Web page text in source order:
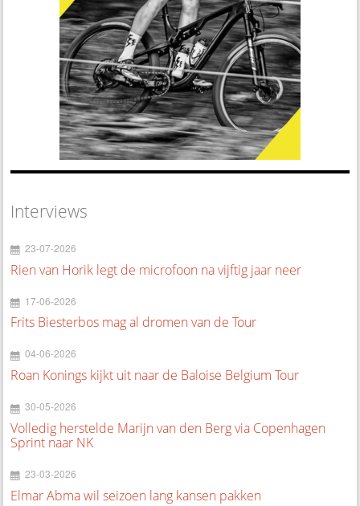
Interviews
23-07-2026
Rien van Horik legt de microfoon na vijftig jaar neer
17-06-2026
Frits Biesterbos mag al dromen van de Tour
04-06-2026
Roan Konings kijkt uit naar de Baloise Belgium Tour
30-05-2026
Volledig herstelde Marijn van den Berg via Copenhagen
Sprint naar NK
23-03-2026
Elmar Abma wil seizoen lang kansen pakken